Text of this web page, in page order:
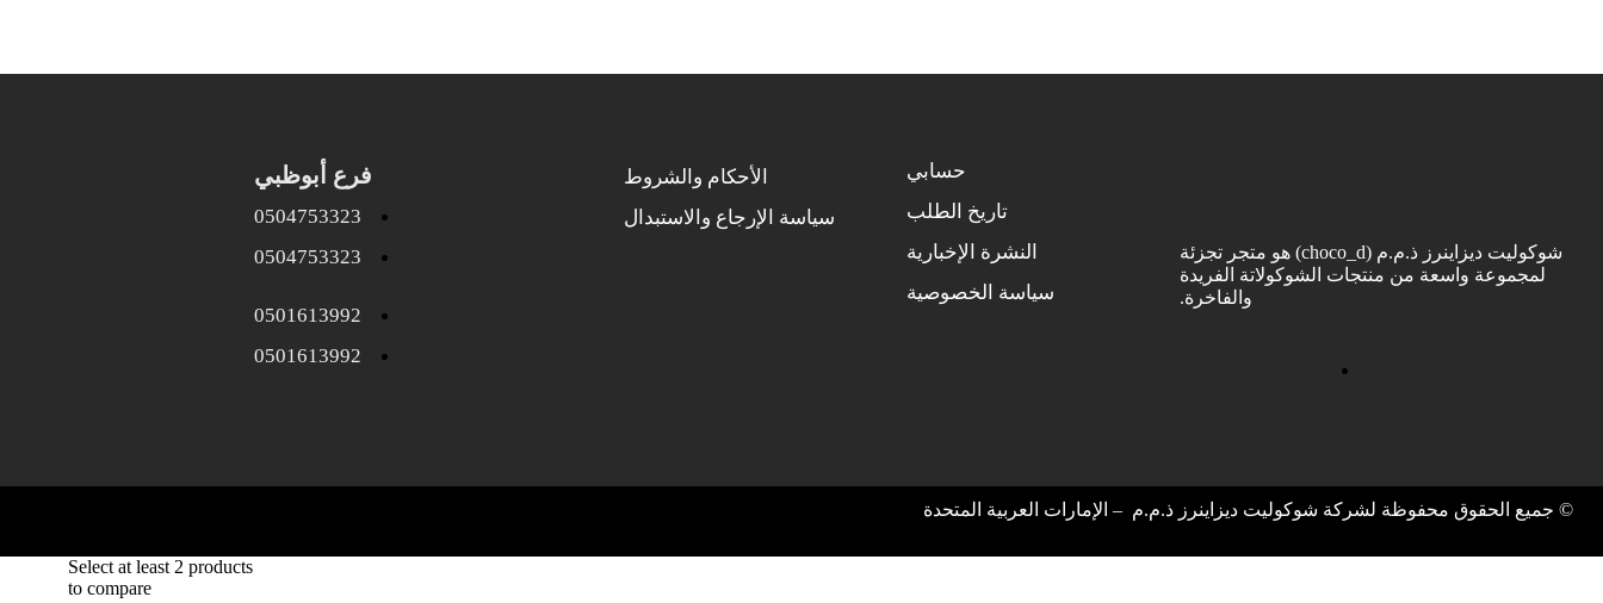
شوكوليت ديزاينرز ذ.م.م (choco_d) هو متجر تجزئة
لمجموعة واسعة من منتجات الشوكولاتة الفريدة
والفاخرة.
حسابي
تاريخ الطلب
النشرة الإخبارية
سياسة الخصوصية
الأحكام والشروط
سياسة الإرجاع والاستبدال
فرع أبوظبي
0504753323
0504753323
0501613992
0501613992
© جميع الحقوق محفوظة لشركة شوكوليت ديزاينرز ذ.م.م – الإمارات العربية المتحدة
Select at least 2 products
to compare